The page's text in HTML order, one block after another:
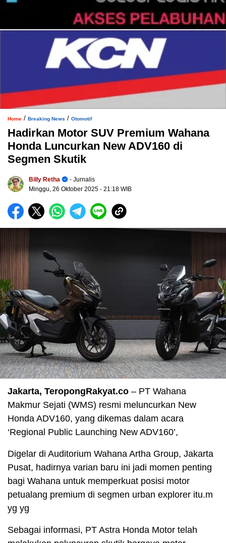
Home / Breaking News / Otomotif
Hadirkan Motor SUV Premium Wahana
Honda Luncurkan New ADV160 di
Segmen Skutik
Billy Retha
- Jurnalis
Minggu, 26 Oktober 2025 - 21:18 WIB
Jakarta, TeropongRakyat.co – PT Wahana
Makmur Sejati (WMS) resmi meluncurkan New
Honda ADV160, yang dikemas dalam acara
‘Regional Public Launching New ADV160’,
Digelar di Auditorium Wahana Artha Group, Jakarta
Pusat, hadirnya varian baru ini jadi momen penting
bagi Wahana untuk memperkuat posisi motor
petualang premium di segmen urban explorer itu.m
yg yg
Sebagai informasi, PT Astra Honda Motor telah